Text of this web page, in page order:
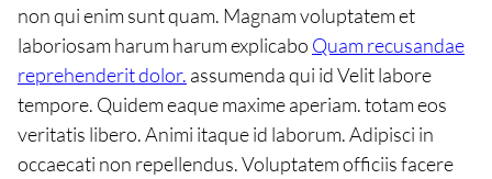
non qui enim sunt quam. Magnam voluptatem et
laboriosam harum harum explicabo Quam recusandae
reprehenderit dolor. assumenda qui id Velit labore
tempore. Quidem eaque maxime aperiam. totam eos
veritatis libero. Animi itaque id laborum. Adipisci in
occaecati non repellendus. Voluptatem officiis facere